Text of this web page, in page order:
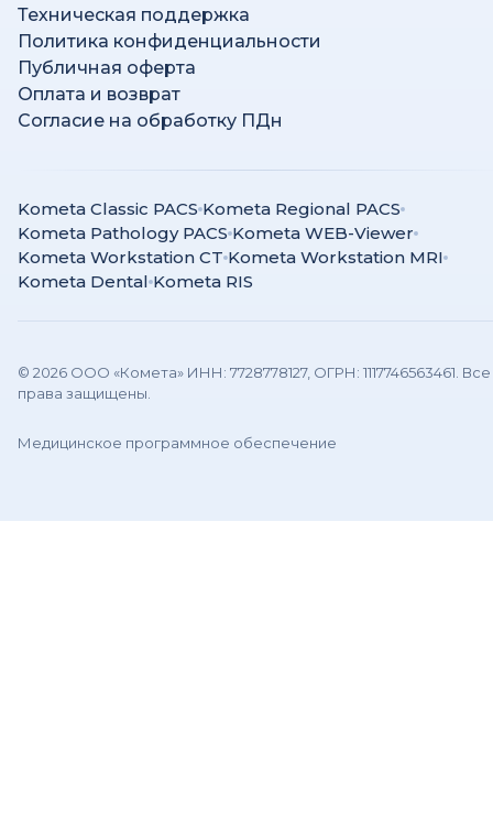
Техническая поддержка
Политика конфиденциальности
Публичная оферта
Оплата и возврат
Согласие на обработку ПДн
Kometa Classic PACS Kometa Regional PACS
Kometa Pathology PACS Kometa WEB-Viewer
Kometa Workstation CT Kometa Workstation MRI
Kometa Dental Kometa RIS
© 2026 ООО «Комета» ИНН: 7728778127, ОГРН: 1117746563461. Все
права защищены.
Медицинское программное обеспечение